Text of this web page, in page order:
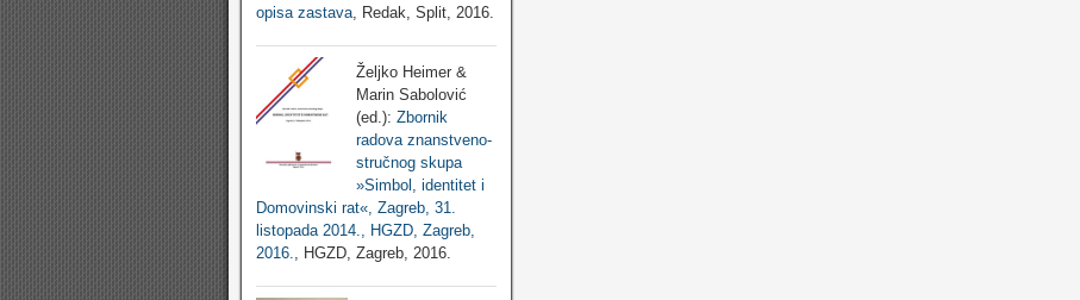
opisa zastava, Redak, Split, 2016.
Željko Heimer &
Marin Sabolović
(ed.): Zbornik
radova znanstveno-
stručnog skupa
»Simbol, identitet i
Domovinski rat«, Zagreb, 31.
listopada 2014., HGZD, Zagreb,
2016.
, HGZD, Zagreb, 2016.